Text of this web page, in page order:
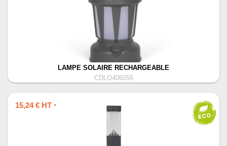
LAMPE SOLAIRE RECHARGEABLE
CDLO406055
15,24 € HT *